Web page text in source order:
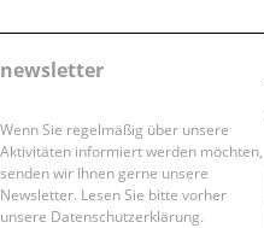
newsletter
Wenn Sie regelmäßig über unsere
Aktivitäten informiert werden möchten,
senden wir Ihnen gerne unsere
Newsletter. Lesen Sie bitte vorher
unsere Datenschutzerklärung.